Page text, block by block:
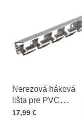
Nerezová háková
lišta pre PVC
závesy - 100cm
Cena s DPH
17,99 €